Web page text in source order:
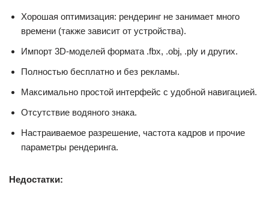
Хорошая оптимизация: рендеринг не занимает много
времени (также зависит от устройства).
Импорт 3D-моделей формата .fbx, .obj, .ply и других.
Полностью бесплатно и без рекламы.
Максимально простой интерфейс с удобной навигацией.
Отсутствие водяного знака.
Настраиваемое разрешение, частота кадров и прочие
параметры рендеринга.
Недостатки: